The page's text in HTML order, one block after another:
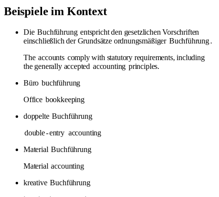
Beispiele im Kontext
Die Buchführung entspricht den gesetzlichen Vorschriften
einschließlich der Grundsätze ordnungsmäßiger Buchführung.
The accounts comply with statutory requirements, including
the generally accepted accounting principles.
Büro buchführung
Office bookkeeping
doppelte Buchführung
double-entry accounting
Material Buchführung
Material accounting
kreative Buchführung